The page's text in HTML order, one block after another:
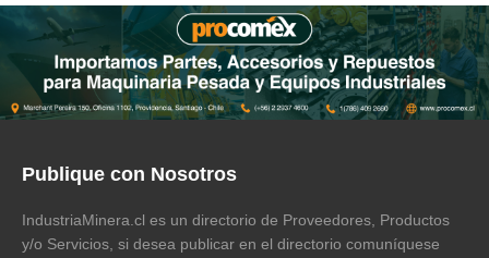
Publique con Nosotros
IndustriaMinera.cl es un directorio de Proveedores, Productos
y/o Servicios, si desea publicar en el directorio comuníquese